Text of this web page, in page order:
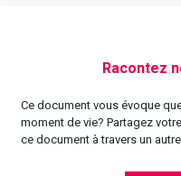
Racontez
Ce document vous évoque
moment de vie? Partagez
ce document à travers un